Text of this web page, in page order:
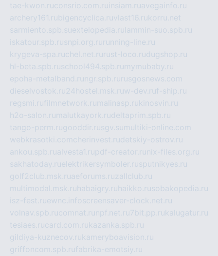
tae-kwon.ruconsrio.com.ru insiam.ruavegainfo.ru
archery161.rubigencyclica.ruvlast16.rukorru.net
sarmiento.spb.suextelopedia.ru lammin-suo.spb.ru
iskatour.spb.rusnpi.org.ru running-line.ru
krygeva-spa.ruchel.net.ru rust-loco.rudugshop.ru
hl-beta.spb.ruschool494.spb.ru mymubaby.ru
epoha-metalband.ru ngr.spb.ru rusgosnews.com
dieselvostok.ru24hostel.msk.ruw-dev.ruf-ship.ru
regsmi.rufilmnetwork.ru malinasp.rukinosvin.ru
h2o-salon.ru malutkayork.rudeltaprim.spb.ru
tango-perm.rugooddir.rusgv.su multiki-online.com
webkrasotki.comcherinvest.rudetskiy-ostrov.ru
ankou.spb.rualvesta1.rupdf-creator.ru nix-files.org.ru
sakhatoday.ruelektrikersymboler.rusputnikyes.ru
golf2club.msk.ruaeforums.ruzallclub.ru
multimodal.msk.ru habaigry.ru haikko.rusobakopedia.ru
isz-fest.ruewnc.infoscreensaver-clock.net.ru
volnav.spb.rucomnat.ru npf.net.ru7bit.pp.rukalugatur.ru
tesiaes.rucard.com.rukazanka.spb.ru
gildiya-kuznecov.rukameryboavision.ru
griffoncom.spb.rufabrika-emotsiy.ru